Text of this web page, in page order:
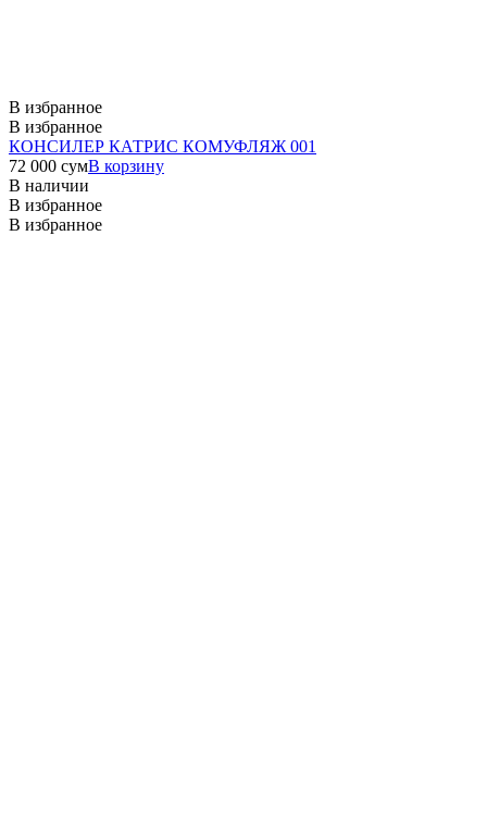
В избранное
В избранное
КОНСИЛЕР КАТРИС КОМУФЛЯЖ 001
72 000 сумВ корзину
В наличии
В избранное
В избранное